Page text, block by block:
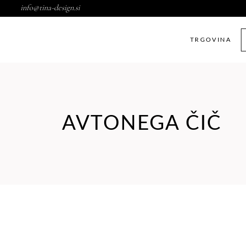
info@tina-design.si
TRGOVINA
AVTONEGA ČIČ